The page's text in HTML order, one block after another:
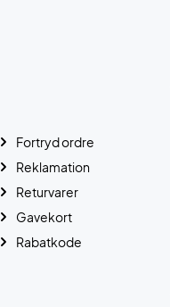
Fortryd ordre
Reklamation
Returvarer
Gavekort
Rabatkode